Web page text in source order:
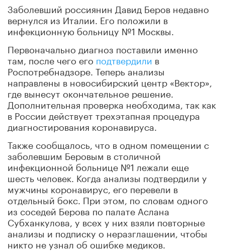
Заболевший россиянин Давид Беров недавно
вернулся из Италии. Его положили в
инфекционную больницу №1 Москвы.
Первоначально диагноз поставили именно
там, после чего его подтвердили в
Роспотребнадзоре. Теперь анализы
направлены в новосибирский центр «Вектор»,
где вынесут окончательное решение.
Дополнительная проверка необходима, так как
в России действует трехэтапная процедура
диагностирования коронавируса.
Также сообщалось, что в одном помещении с
заболевшим Беровым в столичной
инфекционной больнице №1 лежали еще
шесть человек. Когда анализы подтвердили у
мужчины коронавирус, его перевели в
отдельный бокс. При этом, по словам одного
из соседей Берова по палате Аслана
Субханкулова, у всех у них взяли повторные
анализы и подписку о неразглашении, чтобы
никто не узнал об ошибке медиков.